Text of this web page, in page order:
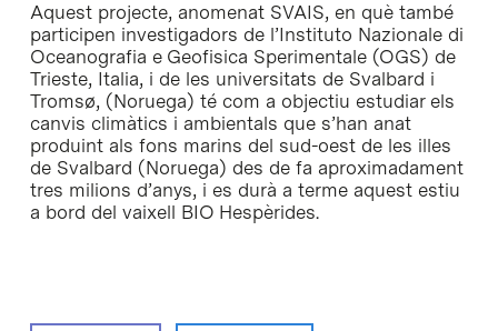
Aquest projecte, anomenat SVAIS, en què també
participen investigadors de l’Instituto Nazionale di
Oceanografia e Geofisica Sperimentale (OGS) de
Trieste, Italia, i de les universitats de Svalbard i
Tromsø, (Noruega) té com a objectiu estudiar els
canvis climàtics i ambientals que s’han anat
produint als fons marins del sud-oest de les illes
de Svalbard (Noruega) des de fa aproximadament
tres milions d’anys, i es durà a terme aquest estiu
a bord del vaixell BIO Hespèrides.